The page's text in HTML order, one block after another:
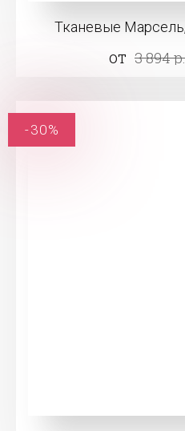
Тканевые
от 3 894 р.
-30%